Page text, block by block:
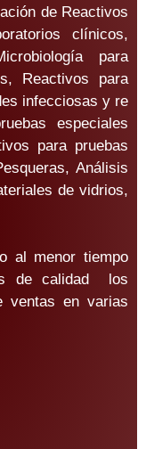
de Reactivos
clínicos,
para
Reactivos para
infecciosas y re
especiales
para pruebas
Análisis
de vidrios,
al menor tiempo
de calidad los
ventas en varias